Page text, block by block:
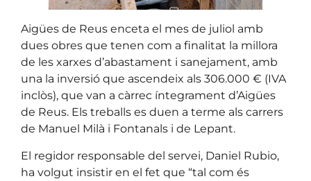
Aigües de Reus enceta el mes de juliol amb
dues obres que tenen com a finalitat la millora
de les xarxes d’abastament i sanejament, amb
una la inversió que ascendeix als 306.000 € (IVA
inclòs), que van a càrrec íntegrament d’Aigües
de Reus. Els treballs es duen a terme als carrers
de Manuel Milà i Fontanals i de Lepant.
El regidor responsable del servei, Daniel Rubio,
ha volgut insistir en el fet que “tal com és